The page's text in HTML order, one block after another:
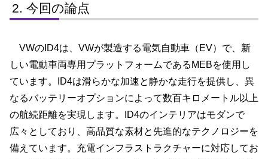
今回の論点
VWのID4は、VWが製造する電気自動車（EV）で、新
しい電動車両専用プラットフォームであるMEBを使用し
ています。ID4は滑らかな加速と静かな走行を提供し、異
なるバッテリーオプションによって数百キロメートル以上
の航続距離を実現します。ID4のインテリアはモダンで
広々としており、高品質な素材と先進的なテクノロジーを
備えています。充電インフラストラクチャーに対応してお